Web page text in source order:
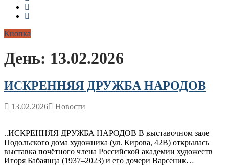
Кнопка
День: 13.02.2026
ИСКРЕННЯЯ ДРУЖБА НАРОДОВ
13.02.2026 Новости
..ИСКРЕННЯЯ ДРУЖБА НАРОДОВ В выставочном зале
Подольского дома художника (ул. Кирова, 42В) открылась
выставка почётного члена Российской академии художеств
Игоря Бабаянца (1937–2023) и его дочери Варсеник…